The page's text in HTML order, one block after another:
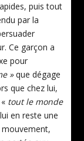
puis tout
par la
Ce garçon a
pour
»que dégage
que chez lui,
tout le monde
en reste une